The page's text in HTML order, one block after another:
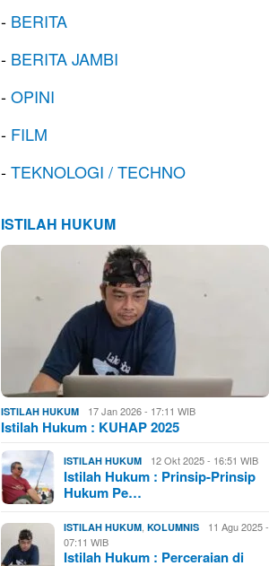
- BERITA
- BERITA JAMBI
-OPINI
- FILM
-TEKNOLOGI / TECHNO
ISTILAH HUKUM
ISTILAH HUKUM 17 Jan 2026 - 17:11 WIB
Istilah Hukum : KUHAP 2025
ISTILAH HUKUM 12 Okt 2025 - 16:51 WIB
Istilah Hukum : Prinsip-Prinsip
Hukum Pe…
ISTILAH HUKUM ,KOLUMNIS
11 Agu 2025 -
07:11 WIB
Istilah Hukum : Perceraian di